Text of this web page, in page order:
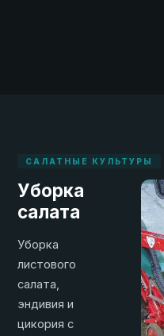
САЛАТНЫЕ КУЛЬТУРЫ
Уборка
салата
Уборка
листового
салата,
эндивия и
цикория с